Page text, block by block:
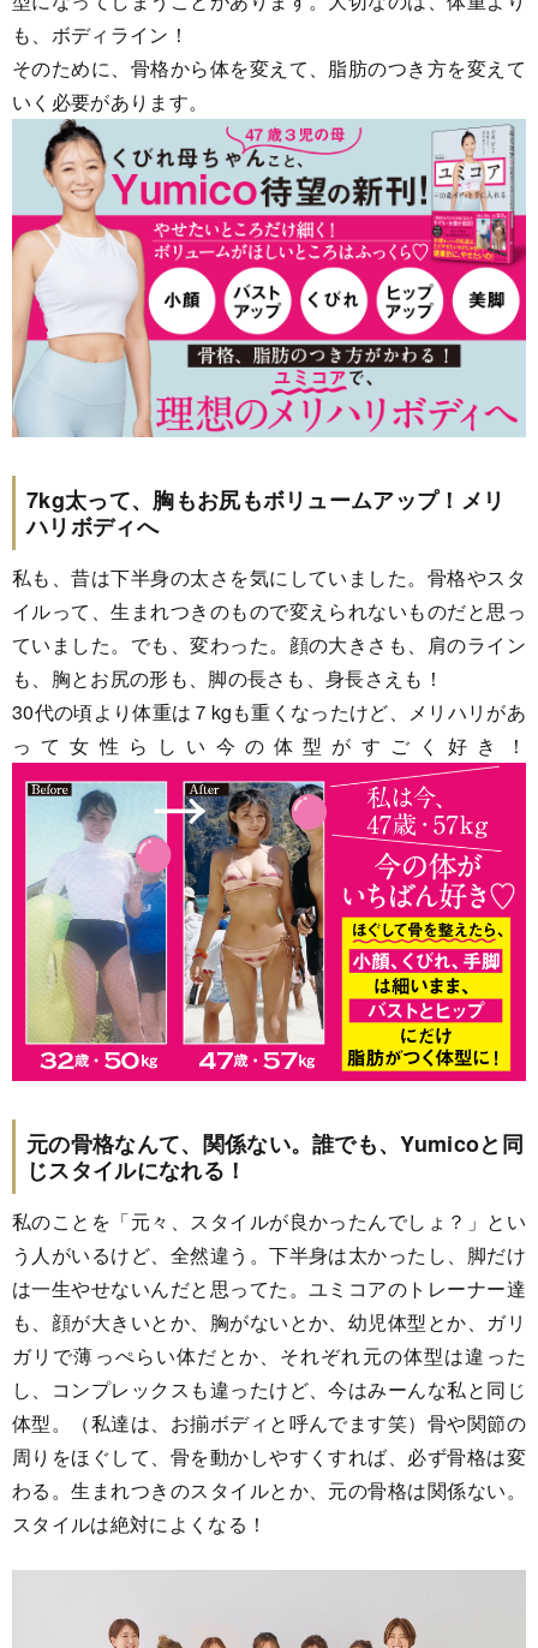
も、ボディライン！
そのために、骨格から体を変えて、脂肪のつき方を変えて
いく必要があります。
7kg太って、胸もお尻もボリュームアップ！メリ
ハリボディへ
私も、昔は下半身の太さを気にしていました。骨格やスタ
イルって、生まれつきのもので変えられないものだと思っ
ていました。でも、変わった。顔の大きさも、肩のライン
も、胸とお尻の形も、脚の長さも、身長さえも！
30代の頃より体重は７kgも重くなったけど、メリハリがあ
って女性らしい今の体型がすごく好き！
元の骨格なんて、関係ない。誰でも、Yumicoと同
じスタイルになれる！
私のことを「元々、スタイルが良かったんでしょ？」とい
う人がいるけど、全然違う。下半身は太かったし、脚だけ
は一生やせないんだと思ってた。ユミコアのトレーナー達
も、顔が大きいとか、胸がないとか、幼児体型とか、ガリ
ガリで薄っぺらい体だとか、それぞれ元の体型は違った
し、コンプレックスも違ったけど、今はみーんな私と同じ
体型。（私達は、お揃ボディと呼んでます笑）骨や関節の
周りをほぐして、骨を動かしやすくすれば、必ず骨格は変
わる。生まれつきのスタイルとか、元の骨格は関係ない。
スタイルは絶対によくなる！